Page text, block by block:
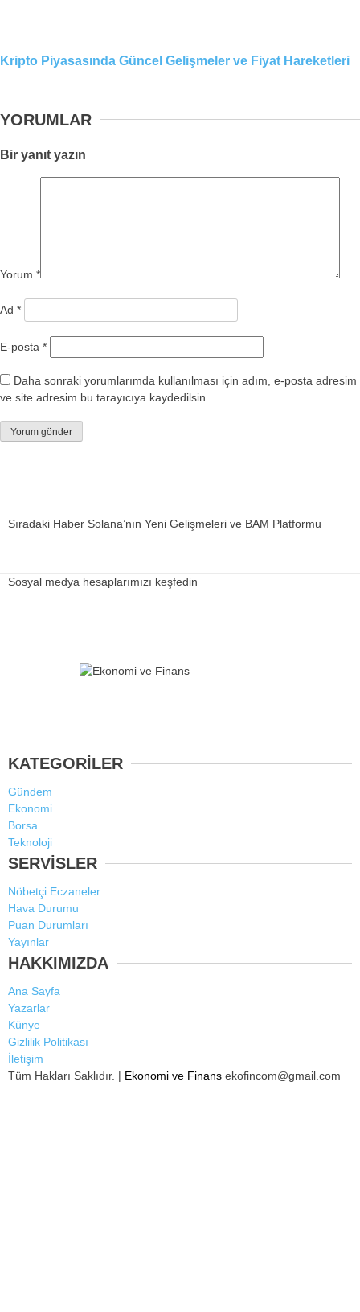
Kripto Piyasasında Güncel Gelişmeler ve Fiyat Hareketleri
YORUMLAR
Bir yanıt yazın
Yorum *
Ad *
E-posta *
Daha sonraki yorumlarımda kullanılması için adım, e-posta adresim
ve site adresim bu tarayıcıya kaydedilsin.
Sıradaki Haber Solana’nın Yeni Gelişmeleri ve BAM Platformu
Sosyal medya hesaplarımızı keşfedin
KATEGORİLER
Gündem
Ekonomi
Borsa
Teknoloji
SERVİSLER
Nöbetçi Eczaneler
Hava Durumu
Puan Durumları
Yayınlar
HAKKIMIZDA
Ana Sayfa
Yazarlar
Künye
Gizlilik Politikası
İletişim
Tüm Hakları Saklıdır. | Ekonomi ve Finans ekofincom@gmail.com